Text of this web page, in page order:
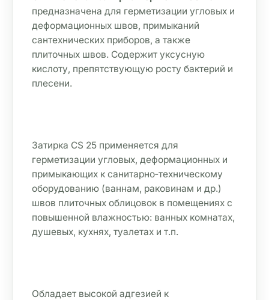
CS25
Песчаник
CS25
прозрачный
CS25 роса
CS25
серебристо
-серый
CS25 серый
шоколад
предназначена для герметизации угловых и
деформационных швов, примыканий
сантехнических приборов, а также
плиточных швов. Содержит уксусную
кислоту, препятствующую росту бактерий и
плесени.
Затирка CS 25 применяется для
герметизации угловых, деформационных и
примыкающих к санитарно‑техническому
оборудованию (ваннам, раковинам и др.)
швов плиточных облицовок в помещениях с
повышенной влажностью: ванных комнатах,
душевых, кухнях, туалетах и т.п.
Обладает высокой адгезией к